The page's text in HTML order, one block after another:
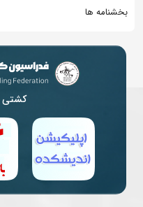
بخشنامه ها
کشتی